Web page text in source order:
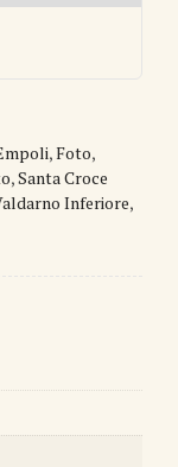
,Foto,
,Santa Croce
Inferiore,